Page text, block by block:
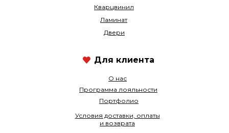
Кварцвинил
О нас
Ламинат
Программа лояльности
Двери
Портфолио
Условия доставки, оплаты
и возврата
Для клиента